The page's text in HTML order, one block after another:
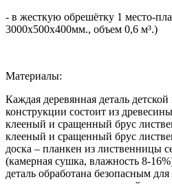
- в жесткую обрешётку 1 место-
3000х500х400мм., объем 0,6 м³.)
Материалы:
Каждая деревянная деталь
конструкции состоит из
клееный и сращенный брус
клееный и сращенный брус
доска – планкен из лиственницы
(камерная сушка, влажность 8-
деталь обработана безопасным